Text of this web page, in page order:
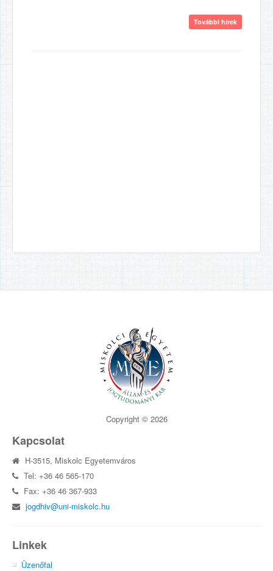
További hírek
Copyright © 2026
Kapcsolat
H-3515, Miskolc Egyetemváros
Tel: +36 46 565-170
Fax: +36 46 367-933
jogdhiv@uni-miskolc.hu
Linkek
Üzenőfal